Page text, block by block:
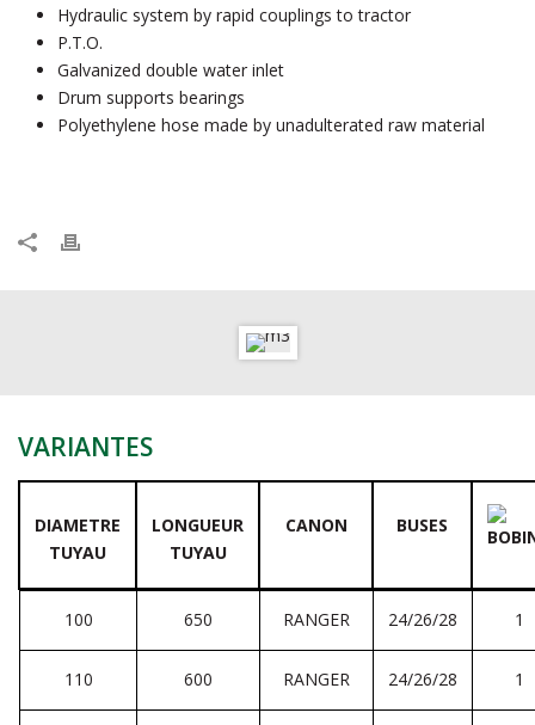
Hydraulic system by rapid couplings to tractor
P.T.O.
Galvanized double water inlet
Drum supports bearings
Polyethylene hose made by unadulterated raw material
VARIANTES
DIAMETRE
TUYAU
LONGUEUR
TUYAU
CANON BUSES
100 650 RANGER 24/26/28 1
110 600 RANGER 24/26/28 1